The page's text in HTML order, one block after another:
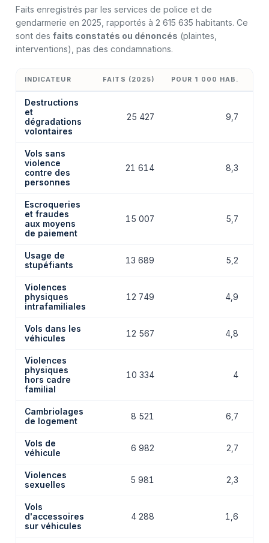
Faits enregistrés par les services de police et de
gendarmerie en 2025, rapportés à 2 615 635 habitants. Ce
sont des faits constatés ou dénoncés (plaintes,
interventions), pas des condamnations.
INDICATEUR FAITS (2025) POUR 1 000 HAB.
Destructions
et
dégradations
volontaires
25 427 9,7
Vols sans
violence
contre des
personnes
21 614 8,3
Escroqueries
et fraudes
aux moyens
de paiement
15 007 5,7
Usage de
stupéfiants
13 689 5,2
Violences
physiques
intrafamiliales
12 749 4,9
Vols dans les
véhicules
12 567 4,8
Violences
physiques
hors cadre
familial
10 334 4
Cambriolages
de logement
8 521 6,7
Vols de
véhicule
6 982 2,7
Violences
sexuelles
5 981 2,3
Vols
d'accessoires
sur véhicules
4 288 1,6